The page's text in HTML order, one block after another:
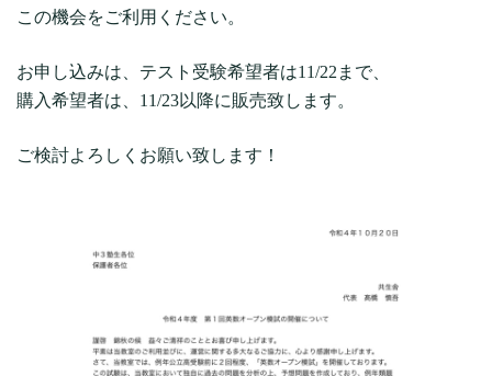
この機会をご利用ください。
お申し込みは、テスト受験希望者は11/22まで、
購入希望者は、11/23以降に販売致します。
ご検討よろしくお願い致します！